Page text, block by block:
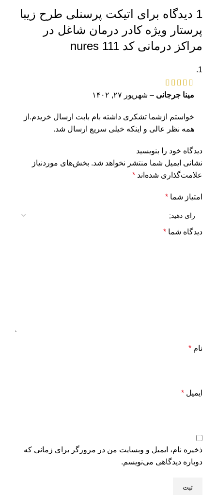
1 دیدگاه برای
اتیکت پرسنلی طرح زیبا
پرستار ویژه کادر درمان شاغل در
مراکز درمانی کد nures 111
مینا جرجانی – شهریور ۲۷, ۱۴۰۲
خواستم ازشما تشکری داشته بام بابت ارسال خریدم.از
همه نظر عالی و اینکه خیلی سریع ارسال شد.
دیدگاه خود را بنویسید
نشانی ایمیل شما منتشر نخواهد شد. بخش‌های موردنیاز
علامت‌گذاری شده‌اند *
امتیاز شما *
دیدگاه شما *
نام *
ایمیل *
ذخیره نام، ایمیل و وبسایت من در مرورگر برای زمانی که
دوباره دیدگاهی می‌نویسم.